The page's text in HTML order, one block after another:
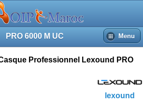
PRO 6000 M UC Menu
lexound
Professionnel Lexound PRO